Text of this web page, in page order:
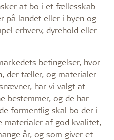
at bo i et fællesskab –
på landet eller i byen og
erhverv, dyrehold eller
betingelser, hvor
der tæller, og materialer
har vi valgt at
bestemmer, og de har
formentlig skal bo der i
materialer af god kvalitet,
år, og som giver et